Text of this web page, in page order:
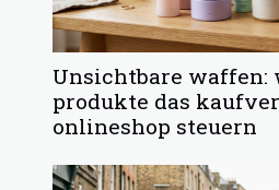
Unsichtbare waffen:
produkte das
onlineshop steuern